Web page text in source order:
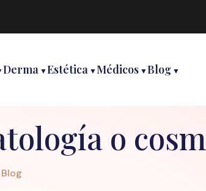
Derma Estética Médicos Blog
o
Blog